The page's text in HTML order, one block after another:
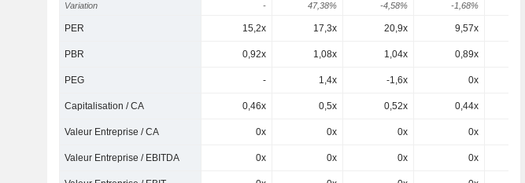
Variation - 47,38% -4,58% -1,68%
PER 15,2x 17,3x 20,9x 9,57x
PBR 0,92x 1,08x 1,04x 0,89x
PEG - 1,4x -1,6x 0x
Capitalisation / CA 0,46x 0,5x 0,52x 0,44x
Valeur Entreprise / CA 0x 0x 0x 0x
Valeur Entreprise / EBITDA 0x 0x 0x 0x